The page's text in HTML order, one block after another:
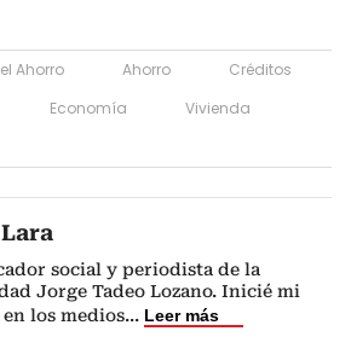
Ahorro Ahorro
Créditos
Economía
Vivienda
social y periodista de la
Jorge Tadeo Lozano. Inicié mi
los medios... Leer más